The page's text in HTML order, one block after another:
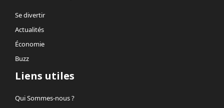
Se divertir
Actualités
Économie
Buzz
Liens utiles
Qui Sommes-nous ?